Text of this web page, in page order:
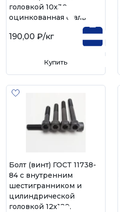
головкой 10х30,
оцинкованная сталь
190,00 ₽/кг
Купить
Болт (винт) ГОСТ 11738-
84 с внутренним
шестигранником и
цилиндрической
головкой 12х120,